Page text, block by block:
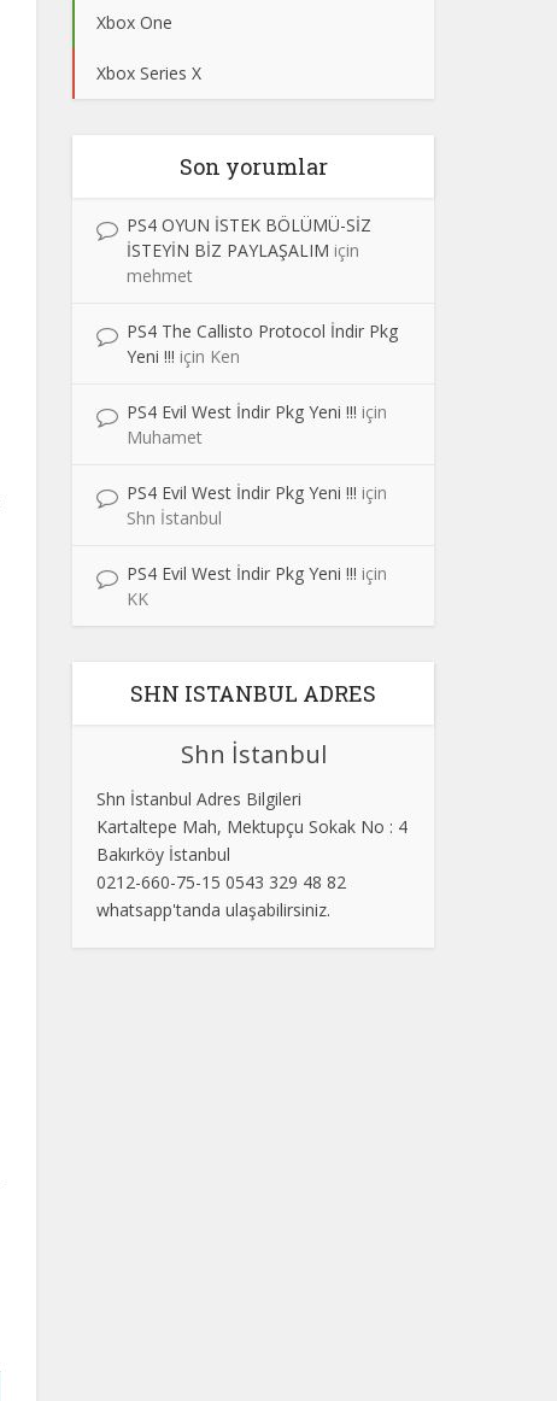
Xbox One
Xbox Series X
Son yorumlar
PS4 OYUN İSTEK BÖLÜMÜ-SİZ
İSTEYİN BİZ PAYLAŞALIM için
mehmet
PS4 The Callisto Protocol İndir Pkg
Yeni !!! için Ken
PS4 Evil West İndir Pkg Yeni !!! için
Muhamet
PS4 Evil West İndir Pkg Yeni !!! için
Shn İstanbul
PS4 Evil West İndir Pkg Yeni !!! için
KK
SHN ISTANBUL ADRES
Shn İstanbul
Shn İstanbul Adres Bilgileri
Kartaltepe Mah, Mektupçu Sokak No : 4
Bakırköy İstanbul
0212-660-75-15 0543 329 48 82
whatsapp'tanda ulaşabilirsiniz.